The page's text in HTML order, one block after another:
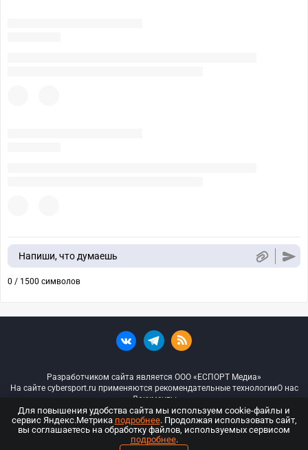
Напиши, что думаешь
0 / 1500 символов
Разработчиком сайта является ООО «ЕСПОРТ Медиа»
На сайте cybersport.ru применяются рекомендательные технологииО нас
Документы
© ООО «Киберспорт.ру» — Все права защищены
18+
Для повышения удобства сайта мы используем cookie-файлы и
сервис Яндекс.Метрика подробнее. Продолжая использовать сайт,
вы соглашаетесь на обработку файлов, используемых сервисом
подробнее.